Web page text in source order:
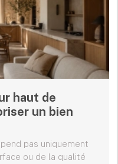
haut de
un bien
pas uniquement
ou de la qualité